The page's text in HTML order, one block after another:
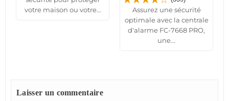
votre maison ou votre...
Assurez une sécurité
optimale avec la centrale
d'alarme FC-7668 PRO,
une...
Laisser un commentaire